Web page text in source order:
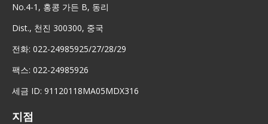
No.4-1, 홍콩 가든 B, 동리
Dist., 천진 300300, 중국
전화: 022-24985925/27/28/29
팩스: 022-24985926
세금 ID: 91120118MA05MDX316
지점